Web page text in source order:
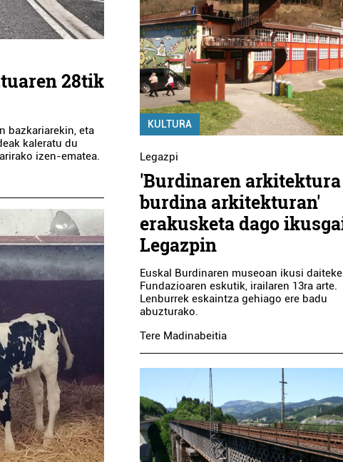
28tik
bazkariarekin, eta
kaleratu du
izen-ematea.
KULTURA
Legazpi
'Burdinaren arkitektura
burdina arkitekturan'
erakusketa dago
Legazpin
Euskal Burdinaren museoan ikusi
Fundazioaren eskutik, irailaren 13ra arte.
Lenburrek eskaintza gehiago ere badu
abuzturako.
Tere Madinabeitia